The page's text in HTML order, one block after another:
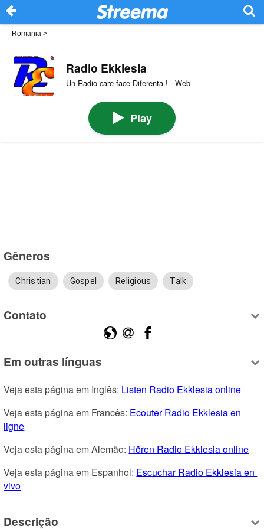
Romania >
Radio Ekklesia
Un Radio care face Diferenta ! · Web
Play
Gêneros
Christian Gospel Religious Talk
Contato
Em outras línguas
Veja esta página em Inglês: Listen Radio Ekklesia online
Veja esta página em Francês: Ecouter Radio Ekklesia en
ligne
Veja esta página em Alemão: Hören Radio Ekklesia online
Veja esta página em Espanhol: Escuchar Radio Ekklesia en
vivo
Descrição